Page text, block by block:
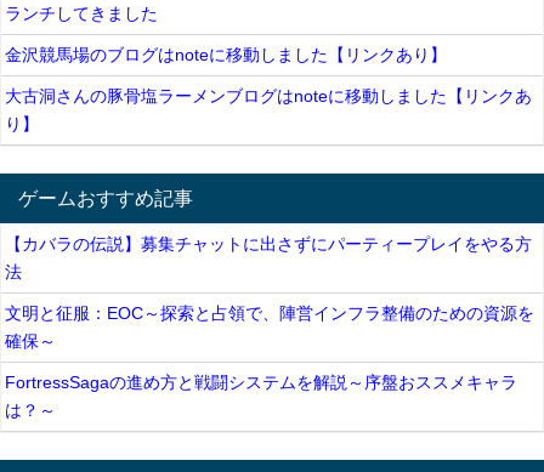
ランチしてきました
金沢競馬場のブログはnoteに移動しました【リンクあり】
大古洞さんの豚骨塩ラーメンブログはnoteに移動しました【リンクあ
り】
ゲームおすすめ記事
【カバラの伝説】募集チャットに出さずにパーティープレイをやる方
法
文明と征服：EOC～探索と占領で、陣営インフラ整備のための資源を
確保～
FortressSagaの進め方と戦闘システムを解説～序盤おススメキャラ
は？～